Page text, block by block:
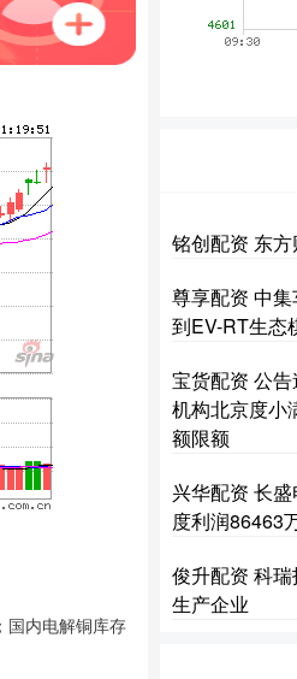
内电解铜库存
铭创配资 东
尊享配资 中
到EV-RT生态
宝货配资 公
机构北京度小
额限额
兴华配资 长
度利润86463
俊升配资 科
生产企业